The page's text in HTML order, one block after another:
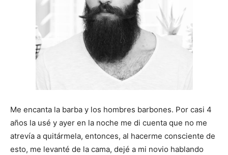
Me encanta la barba y los hombres barbones. Por casi 4
años la usé y ayer en la noche me di cuenta que no me
atrevía a quitármela, entonces, al hacerme consciente de
esto, me levanté de la cama, dejé a mi novio hablando